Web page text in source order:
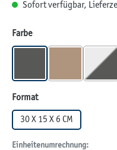
Sofort verfügbar,
Farbeauswählen
MUSCHELBEIGE
Formatauswählen
30 X 15 X 6 CM
Einheitenumrechnung: